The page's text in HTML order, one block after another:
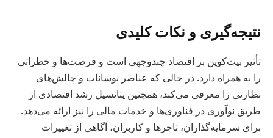
نتیجه‌گیری و نکات کلیدی
تأثیر بیت‌کوین بر اقتصاد چندوجهی است و فرصت‌ها و خطراتی
را به همراه دارد. در حالی که عناصر نوسانات و چالش‌های
نظارتی را معرفی می‌کند، همچنین پتانسیل رشد اقتصادی از
طریق نوآوری در فناوری‌ها و خدمات مالی را نیز ارائه می‌دهد.
برای سرمایه‌گذاران، تاجرها و کاربران، آگاهی از تغییرات